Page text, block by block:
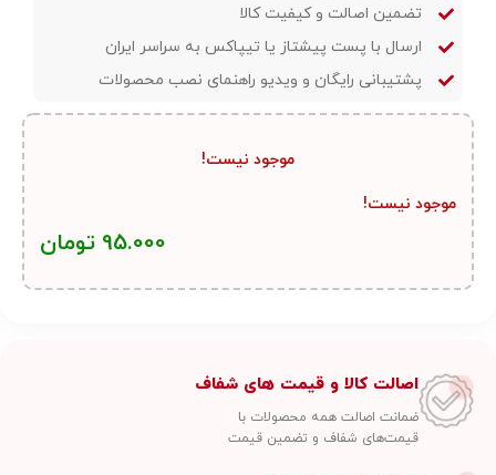
تضمین اصالت و کیفیت کالا
ارسال با پست پیشتاز یا تیپاکس به سراسر ایران
پشتیبانی رایگان و ویدیو راهنمای نصب محصولات
موجود نیست!
موجود نیست!
95.000 تومان
اصالت کالا و قیمت های شفاف
ضمانت اصالت همه محصولات با
قیمت‌های شفاف و تضمین قیمت